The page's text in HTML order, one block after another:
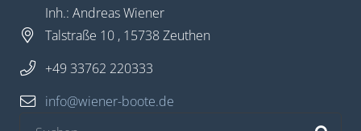
Inh.: Andreas Wiener
Talstraße 10 , 15738 Zeuthen
+49 33762 220333
info@wiener-boote.de
Widerruf bestätigen